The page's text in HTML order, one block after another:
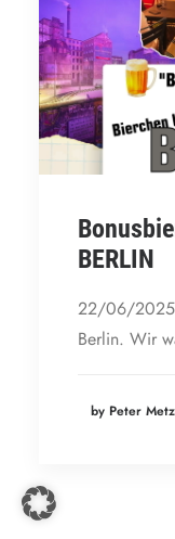
BERLIN
22/06/
Berlin. Wir
by Peter